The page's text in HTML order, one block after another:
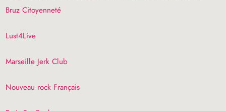
Bruz Citoyenneté
Lust4Live
Marseille Jerk Club
Nouveau rock Français